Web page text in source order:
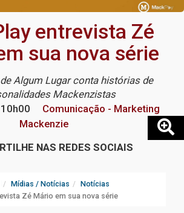
entrevista Zé
sua nova série
Algum Lugar conta histórias de
Mackenzistas
10h00
Comunicação - Marketing
Mackenzie
NAS REDES SOCIAIS
Mídias / Notícias
Notícias
Zé Mário em sua nova série